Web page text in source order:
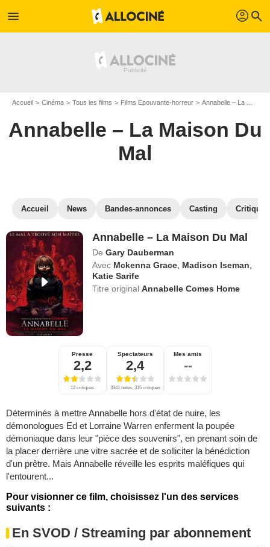
menu profil search
Accueil Cinéma Tous les films Films Epouvante-horreur Annabelle – La Maison Du Mal
Annabelle – La Maison Du
Mal
Accueil News Bandes-annonces Casting
Annabelle – La Maison Du Mal
De Gary Dauberman
Avec Mckenna Grace Madison Iseman
Katie Sarife
Titre originalAnnabelle Comes Home
Presse
2,2
12 critiques
Spectateurs
2,4
3341 notes, 315 critiques
Mes amis
--
Déterminés à mettre Annabelle hors d'état de nuire, les
démonologues Ed et Lorraine Warren enferment la poupée
démoniaque dans leur "pièce des souvenirs", en prenant soin de
la placer derrière une vitre sacrée et de solliciter la bénédiction
d'un prêtre. Mais Annabelle réveille les esprits maléfiques qui
l'entourent...
Pour visionner ce film, choisissez l'un des services
suivants :
En SVOD / Streaming par abonnement